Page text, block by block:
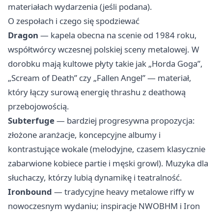
materiałach wydarzenia (jeśli podana).
O zespołach i czego się spodziewać
Dragon — kapela obecna na scenie od 1984 roku,
współtwórcy wczesnej polskiej sceny metalowej. W
dorobku mają kultowe płyty takie jak „Horda Goga”,
„Scream of Death” czy „Fallen Angel” — materiał,
który łączy surową energię thrashu z deathową
przebojowością.
Subterfuge— bardziej progresywna propozycja:
złożone aranżacje, koncepcyjne albumy i
kontrastujące wokale (melodyjne, czasem klasycznie
zabarwione kobiece partie i męski growl). Muzyka dla
słuchaczy, którzy lubią dynamikę i teatralność.
Ironbound — tradycyjne heavy metalowe riffy w
nowoczesnym wydaniu; inspiracje NWOBHM i Iron